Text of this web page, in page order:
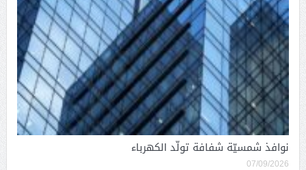
نوافذ شمسيّة شفافة تولّد الكهرباء
07/09/2026